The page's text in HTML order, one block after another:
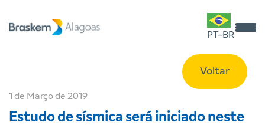
PT-BR
Voltar
1 de Março de 2019
Estudo de sísmica será iniciado neste